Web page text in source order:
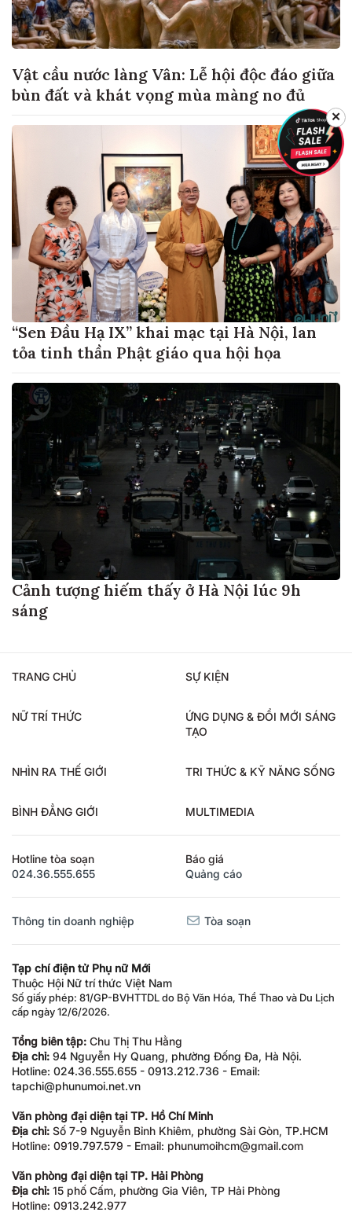
Vật cầu nước làng Vân: Lễ hội độc đáo giữa
bùn đất và khát vọng mùa màng no đủ
“Sen Đầu Hạ IX” khai mạc tại Hà Nội, lan
tỏa tinh thần Phật giáo qua hội họa
Cảnh tượng hiếm thấy ở Hà Nội lúc 9h
sáng
TRANG CHỦ SỰ KIỆN
NỮ TRÍ THỨC
ỨNG DỤNG & ĐỔI MỚI SÁNG
TẠO
NHÌN RA THẾ GIỚI TRI THỨC & KỸ NĂNG SỐNG
BÌNH ĐẲNG GIỚI MULTIMEDIA
Hotline tòa soạn
024.36.555.655
Báo giá
Quảng cáo
Thông tin doanh nghiệp Tòa soạn
Tạp chí điện tử Phụ nữ Mới
Thuộc Hội Nữ trí thức Việt Nam
Số giấy phép: 81/GP-BVHTTDL do Bộ Văn Hóa, Thể Thao và Du Lịch
cấp ngày 12/6/2026.
Tổng biên tập: Chu Thị Thu Hằng
Địa chỉ: 94 Nguyễn Hy Quang, phường Đống Đa, Hà Nội.
Hotline: 024.36.555.655 - 0913.212.736 - Email:
tapchi@phunumoi.net.vn
Văn phòng đại diện tại TP. Hồ Chí Minh
Địa chỉ: Số 7-9 Nguyễn Bỉnh Khiêm, phường Sài Gòn, TP.HCM
Hotline: 0919.797.579 - Email: phunumoihcm@gmail.com
Văn phòng đại diện tại TP. Hải Phòng
Địa chỉ: 15 phố Cấm, phường Gia Viên, TP Hải Phòng
Hotline: 0913.242.977
✕